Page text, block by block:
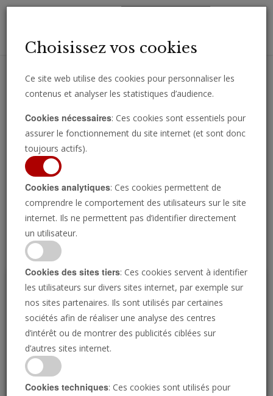
importantes directement par e-mail.
Regarder l’émission
P
Choisissez vos cookies
Ce site web utilise des cookies pour personnaliser les
contenus et analyser les statistiques d’audience.
Cookies nécessaires: Ces cookies sont essentiels pour
assurer le fonctionnement du site internet (et sont donc
toujours actifs).
Cookies analytiques: Ces cookies permettent de
comprendre le comportement des utilisateurs sur le site
internet. Ils ne permettent pas d’identifier directement
un utilisateur.
Cookies des sites tiers: Ces cookies servent à identifier
les utilisateurs sur divers sites internet, par exemple sur
nos sites partenaires. Ils sont utilisés par certaines
sociétés afin de réaliser une analyse des centres
d’intérêt ou de montrer des publicités ciblées sur
d’autres sites internet.
Cookies techniques: Ces cookies sont utilisés pour